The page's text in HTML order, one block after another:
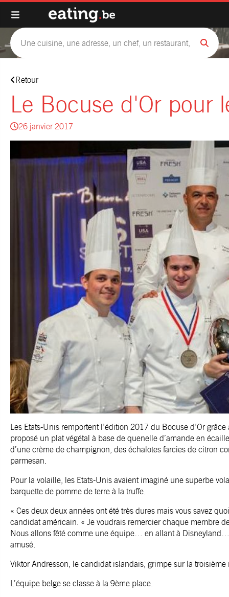
Retour
Le Bocuse d'Or pour
26 janvier 2017
Les Etats-Unis remportent l’édition 2017 du Bocuse d’Or
proposé un plat végétal à base de quenelle d’amande en
d’une crème de champignon, des échalotes farcies de citron
parmesan.
Pour la volaille, les Etats-Unis avaient imaginé une superbe
barquette de pomme de terre à la truffe.
« Ces deux deux années ont été très dures mais vous savez
candidat américain. « Je voudrais remercier chaque membre
Nous allons fêté comme une équipe… en allant à Disneyland…
amusé.
Viktor Andresson, le candidat islandais, grimpe sur la
L’équipe belge se classe à la 9ème place.